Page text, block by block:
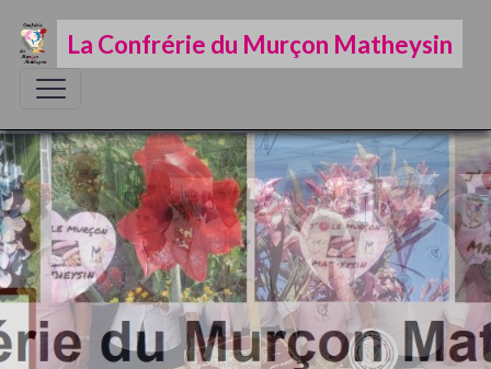
La Confrérie du Murçon Matheysin